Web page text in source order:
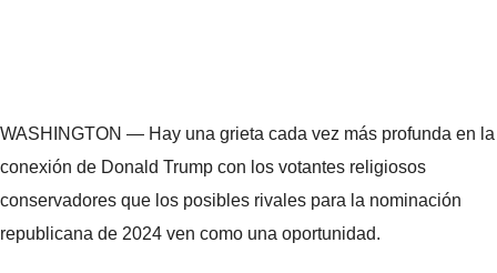
WASHINGTON — Hay una grieta cada vez más profunda en la
conexión de Donald Trump con los votantes religiosos
conservadores que los posibles rivales para la nominación
republicana de 2024 ven como una oportunidad.